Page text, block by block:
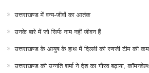
उत्तराखण्ड में वन्य-जीवों का आतंक
उनके बारे में जो सिर्फ नाम नहीं जीवन हैं
उत्तराखण्ड के आयुष के हाथ में दिल्ली की रणजी टीम की
उत्तराखण्ड की उन्नति शर्मा ने देश का गौरव बढ़ाया,